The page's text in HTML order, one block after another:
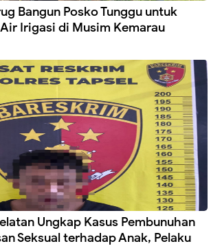
Bangun Posko Tunggu untuk
Irigasi di Musim Kemarau
Ungkap Kasus Pembunuhan
Seksual terhadap Anak, Pelaku